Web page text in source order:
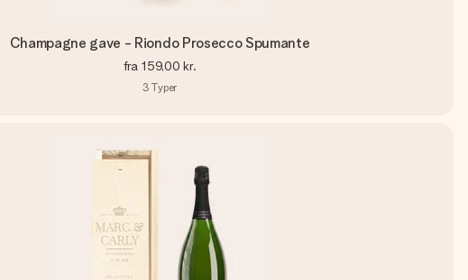
Champagne gave - Riondo Prosecco Spumante
fra 159,00 kr.
3 Typer